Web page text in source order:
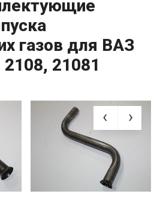
газов для ВАЗ
21081